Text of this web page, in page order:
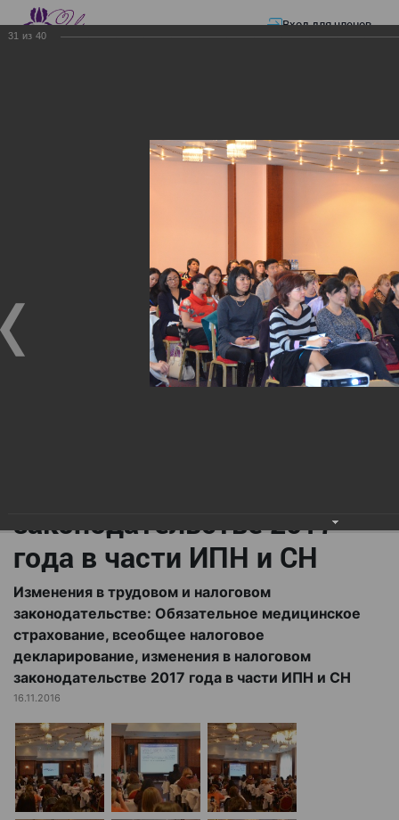
Вход для членов
Презентации—Изменения в трудовом и налоговом
законодательстве: Обязательное медицинское страхование, всеобщее
Изменения в трудовом и
налоговом
законодательстве:
Обязательное
медицинское страхование,
законодательстве 2017
года в части ИПН и СН
Изменения в трудовом и налоговом
законодательстве: Обязательное медицинское
страхование, всеобщее налоговое
декларирование, изменения в налоговом
законодательстве 2017 года в части ИПН и СН
16.11.2016
31 из 40